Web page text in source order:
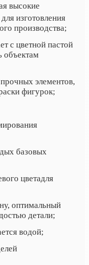
высокие
изготовления
производства;
с цветной пастой
объектам
элементов,
фигурок;
базовых
цветадля
оптимальный
детали;
водой;